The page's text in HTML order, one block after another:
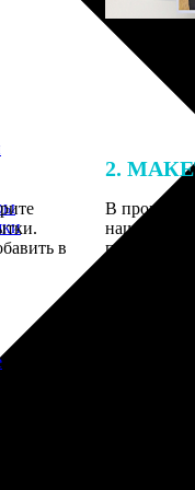
в
2.
В процессе
наши
по